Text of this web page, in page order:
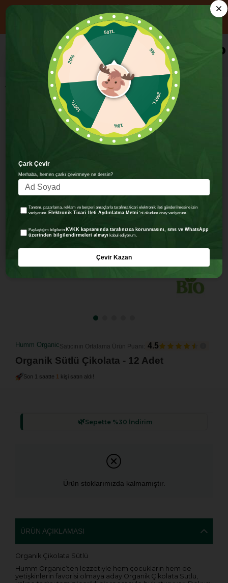
📦 1000₺ ÜZERİ ALIŞVERİŞE ÜCRETSİZ KARGO
YENİ ÜYELERE ÖZEL 750₺ ÜZERİ ALIŞVERİŞE 100 TL İNDİRİM!
KOD: HOSGELDIN100
0
Humm Organic
Organik Sütlü Çikolata - 12 Adet
Satıcının Ortalama Ürün Puanı: 4.5
Son 1 saatte 1 kişi satın aldı!
Sepette %30 İndirim
Ürün stoklarımızda kalmamıştır.
ÜRÜN AÇIKLAMASI
Organik Çikolata Sütlü
Humm Organic’ten lezzetiyle hem çocukların hem de
yetişkinlerin favorisi olmaya aday Organik Çikolata Sütlü,
50TL
5%
200TL
10%
100TL
20%
Çark Çevir
Merhaba, hemen çarkı çevirmeye ne dersin?
Tanıtım, pazarlama, reklam ve benzeri amaçlarla tarafıma ticari elektronik ileti gönderilmesine izin
veriyorum. Elektronik Ticari İleti Aydınlatma Metni 'ni okudum onay veriyorum.
Paylaştığım bilgilerin KVKK kapsamında tarafınızca korunmasını, sms ve WhatsApp
üzerinden bilgilendirmeleri almayı kabul ediyorum.
Çevir Kazan